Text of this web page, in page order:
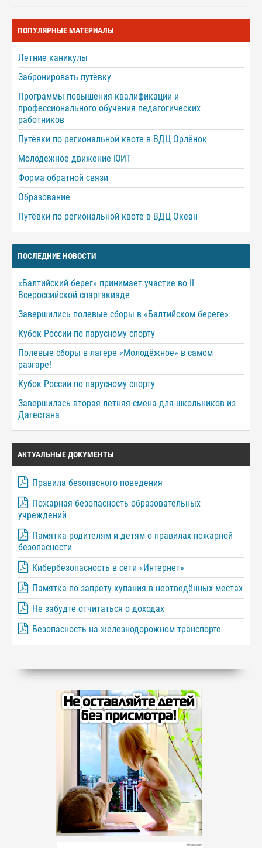
ПОПУЛЯРНЫЕ МАТЕРИАЛЫ
Летние каникулы
Забронировать путёвку
Программы повышения квалификации и
профессионального обучения педагогических
работников
Путёвки по региональной квоте в ВДЦ Орлёнок
Молодежное движение ЮИТ
Форма обратной связи
Образование
Путёвки по региональной квоте в ВДЦ Океан
ПОСЛЕДНИЕ НОВОСТИ
«Балтийский берег» принимает участие во II
Всероссийской спартакиаде
Завершились полевые сборы в «Балтийском береге»
Кубок России по парусному спорту
Полевые сборы в лагере «Молодёжное» в самом
разгаре!
Кубок России по парусному спорту
Завершилась вторая летняя смена для школьников из
Дагестана
АКТУАЛЬНЫЕ ДОКУМЕНТЫ
Правила безопасного поведения
Пожарная безопасность образовательных
учреждений
Памятка родителям и детям о правилах пожарной
безопасности
Кибербезопасность в сети «Интернет»
Памятка по запрету купания в неотведённых местах
Не забудте отчитаться о доходах
Безопасность на железнодорожном транспорте